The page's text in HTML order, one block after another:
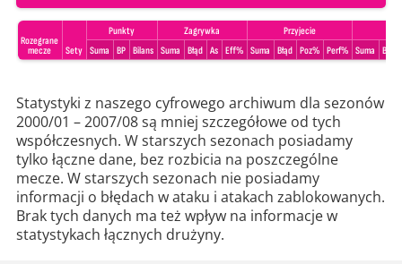
Rozegrane
mecze
Sety
Punkty Zagrywka
Przyjecie
Suma
BP Bilans Suma Błąd As Eff% Suma Błąd Poz% Perf% Suma Błąd
Statystyki z naszego cyfrowego archiwum dla sezonów
2000/01 – 2007/08 są mniej szczegółowe od tych
współczesnych. W starszych sezonach posiadamy
tylko łączne dane, bez rozbicia na poszczególne
mecze. W starszych sezonach nie posiadamy
informacji o błędach w ataku i atakach zablokowanych.
Brak tych danych ma też wpływ na informacje w
statystykach łącznych drużyny.